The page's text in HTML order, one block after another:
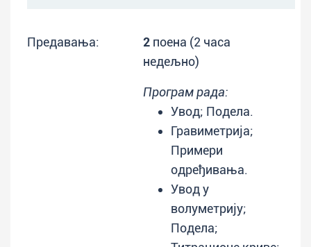
Предавања: 2 поена (2 часа
недељно)
Програм рада:
Увод; Подела.
Гравиметрија;
Примери
одређивања.
Увод у
волуметрију;
Подела;